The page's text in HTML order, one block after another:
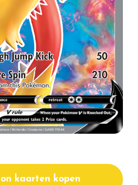
kaarten kopen